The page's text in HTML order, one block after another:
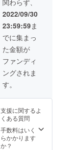
プロテ
イン
は、毎
月１袋
ずつお
送りい
たしま
すが、
ご希望
があれ
送るこ
とも可
能で
す。 詳
細は、
追って
に登録
頂く
アドレ
スは一
致して
いる必
要があ
りま
す。 変
には、
ご連絡
をいた
だけれ
ば対応
をさせ
から任
意で追
加出来
ます。
OEM製
造フル
カスタ
ムは、
追加栄
養素３
出来ま
す。
Campfi
reの
メール
アドレ
１個 サ
イト内
で、
OEM製
造フル
カスタ
ムやAI
診断か
ら商品
をご選
い。
査(初回
のみ検
査料
5,500
円)は、
2022/09/30
23:59:59ま
でに集まっ
た金額が
ファンディ
ングされま
す。
支援に関するよ
くある質問
手数料はいく
らかかります
か？